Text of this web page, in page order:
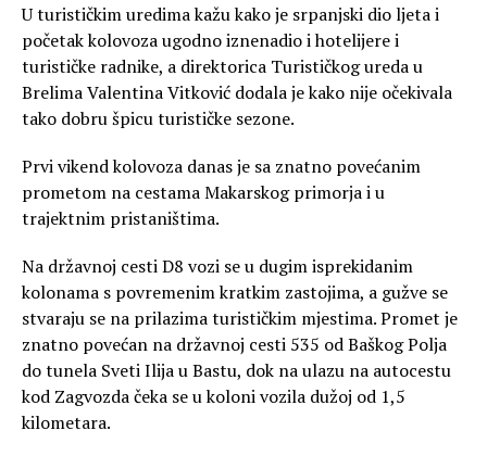
U turističkim uredima kažu kako je srpanjski dio ljeta i
početak kolovoza ugodno iznenadio i hotelijere i
turističke radnike, a direktorica Turističkog ureda u
Brelima Valentina Vitković dodala je kako nije očekivala
tako dobru špicu turističke sezone.
Prvi vikend kolovoza danas je sa znatno povećanim
prometom na cestama Makarskog primorja i u
trajektnim pristaništima.
Na državnoj cesti D8 vozi se u dugim isprekidanim
kolonama s povremenim kratkim zastojima, a gužve se
stvaraju se na prilazima turističkim mjestima. Promet je
znatno povećan na državnoj cesti 535 od Baškog Polja
do tunela Sveti Ilija u Bastu, dok na ulazu na autocestu
kod Zagvozda čeka se u koloni vozila dužoj od 1,5
kilometara.